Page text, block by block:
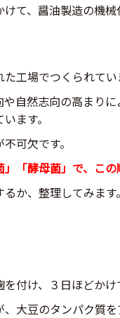
て、醤油製造の機
工場でつくられてい
自然志向の高まり
ます。
可欠です。
」「酵母菌」で、こ
か、整理してみます
付け、３日ほどか
大豆のタンパク質